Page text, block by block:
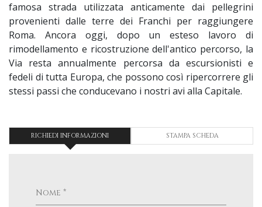
famosa strada utilizzata anticamente dai pellegrini
provenienti dalle terre dei Franchi per raggiungere
Roma. Ancora oggi, dopo un esteso lavoro di
rimodellamento e ricostruzione dell'antico percorso, la
Via resta annualmente percorsa da escursionisti e
fedeli di tutta Europa, che possono così ripercorrere gli
stessi passi che conducevano i nostri avi alla Capitale.
RICHIEDI INFORMAZIONI STAMPA SCHEDA